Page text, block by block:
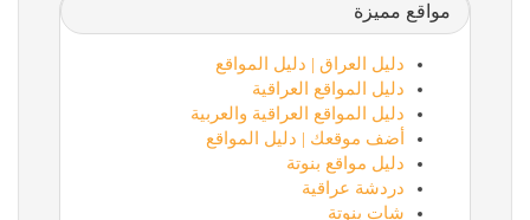
مواقع مميزة
دليل العراق | دليل المواقع
دليل المواقع العراقية
دليل المواقع العراقية والعربية
أضف موقعك | دليل المواقع
دليل مواقع بنوتة
دردشة عراقية
شات بنوتة